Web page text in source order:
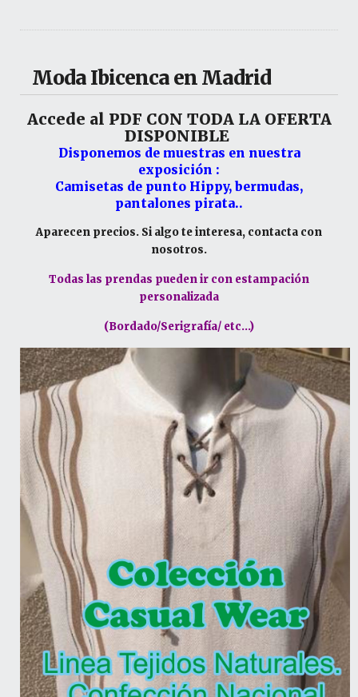
Moda Ibicenca en Madrid
Accede al PDF CON TODA LA OFERTA
DISPONIBLE
Disponemos de muestras en nuestra
exposición :
Camisetas de punto Hippy, bermudas,
pantalones pirata..
Aparecen precios. Si algo te interesa, contacta con
nosotros.
Todas las prendas pueden ir con estampación
personalizada
(Bordado/Serigrafía/ etc...)